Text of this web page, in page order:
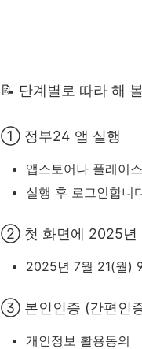
📝 단계별로 따라 해
① 정부24 앱 실행
앱스토어나 플레이
실행 후 로그인합니
② 첫 화면에 2025년
2025년 7월 21(월)
③ 본인인증 (간편인
개인정보 활용동의